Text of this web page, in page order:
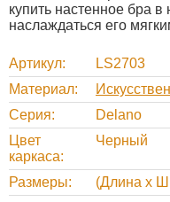
купить настенное бра
наслаждаться его
Артикул
LS2703
Материал
Серия
Delano
Цвет
каркаса
Черный
Размеры
(Длина х